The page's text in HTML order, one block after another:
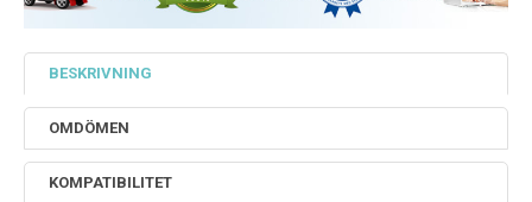
BESKRIVNING
OMDÖMEN
KOMPATIBILITET